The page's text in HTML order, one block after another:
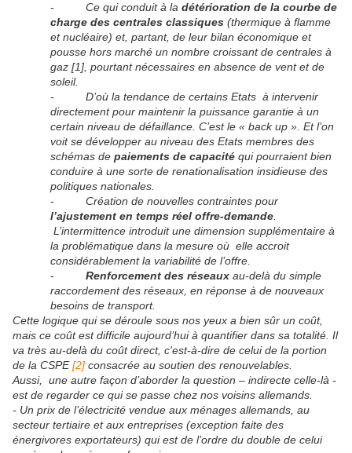
- Ce qui conduit à la détérioration de la courbe de
charge des centrales classiques (thermique à flamme
et nucléaire) et, partant, de leur bilan économique et
pousse hors marché un nombre croissant de centrales à
gaz [1], pourtant nécessaires en absence de vent et de
soleil.
- D’où la tendance de certains Etats à intervenir
directement pour maintenir la puissance garantie à un
certain niveau de défaillance. C’est le « back up ». Et l’on
voit se développer au niveau des Etats membres des
schémas de paiements de capacité qui pourraient bien
conduire à une sorte de renationalisation insidieuse des
politiques nationales.
- Création de nouvelles contraintes pour
l’ajustement en temps réel offre-demande.
L’intermittence introduit une dimension supplémentaire à
la problématique dans la mesure où elle accroit
considérablement la variabilité de l’offre.
- Renforcement des réseaux au-delà du simple
raccordement des réseaux, en réponse à de nouveaux
besoins de transport.
Cette logique qui se déroule sous nos yeux a bien sûr un coût,
mais ce coût est difficile aujourd’hui à quantifier dans sa totalité. Il
va très au-delà du coût direct, c'est-à-dire de celui de la portion
de la CSPE[2] consacrée au soutien des renouvelables.
Aussi, une autre façon d’aborder la question – indirecte celle-là -
est de regarder ce qui se passe chez nos voisins allemands.
- Un prix de l’électricité vendue aux ménages allemands, au
secteur tertiaire et aux entreprises (exception faite des
énergivores exportateurs) qui est de l’ordre du double de celui